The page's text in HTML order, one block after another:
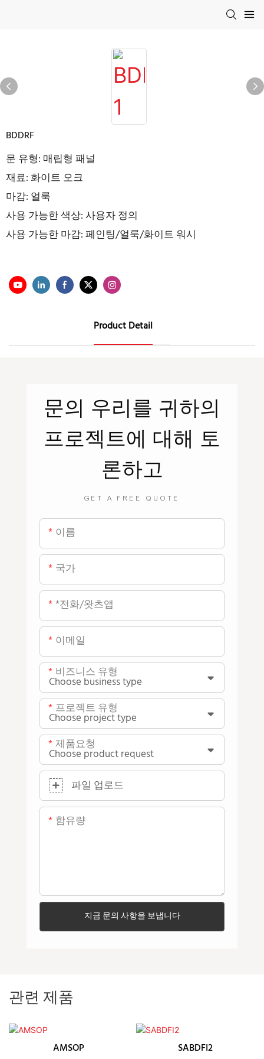
BDDRF
문 유형: 매립형 패널
재료: 화이트 오크
마감: 얼룩
사용 가능한 색상: 사용자 정의
사용 가능한 마감: 페인팅/얼룩/화이트 워시
Product Detail
문의 우리를 귀하의
프로젝트에 대해 토
론하고
GET A FREE QUOTE
이름
국가
*전화/왓츠앱
이메일
비즈니스 유형
프로젝트 유형
제품요청
파일 업로드
함유량
지금 문의 사항을 보냅니다
관련 제품
AMSOP SABDFI2